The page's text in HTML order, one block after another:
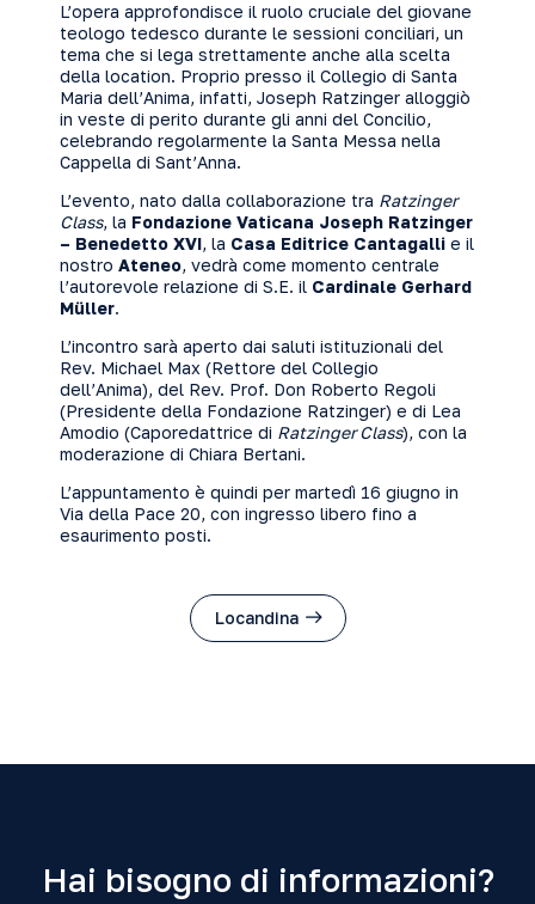
L’opera approfondisce il ruolo cruciale del giovane
teologo tedesco durante le sessioni conciliari, un
tema che si lega strettamente anche alla scelta
della location. Proprio presso il Collegio di Santa
Maria dell’Anima, infatti, Joseph Ratzinger alloggiò
in veste di perito durante gli anni del Concilio,
celebrando regolarmente la Santa Messa nella
Cappella di Sant’Anna.
L’evento, nato dalla collaborazione tra Ratzinger
Class, la Fondazione Vaticana Joseph Ratzinger
– Benedetto XVI, la Casa Editrice Cantagalli e il
nostro Ateneo, vedrà come momento centrale
l’autorevole relazione di S.E. il Cardinale Gerhard
Müller.
L’incontro sarà aperto dai saluti istituzionali del
Rev. Michael Max (Rettore del Collegio
dell’Anima), del Rev. Prof. Don Roberto Regoli
(Presidente della Fondazione Ratzinger) e di Lea
Amodio (Caporedattrice di Ratzinger Class), con la
moderazione di Chiara Bertani.
L’appuntamento è quindi per martedì 16 giugno in
Via della Pace 20, con ingresso libero fino a
esaurimento posti.
Locandina
Hai bisogno di informazioni?